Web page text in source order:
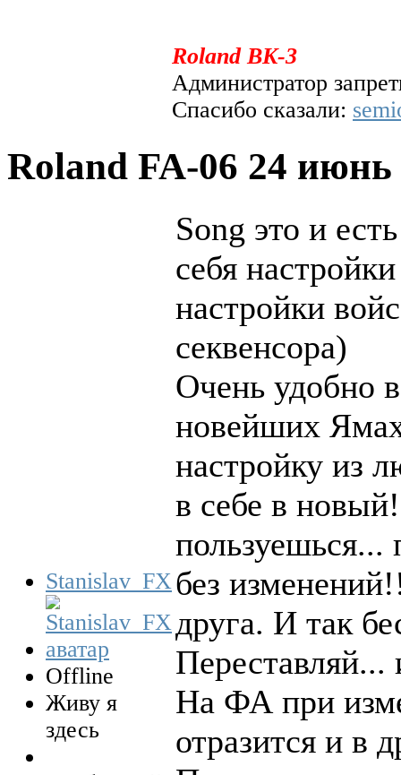
Roland BK-3
Администратор
Спасибо сказали:
Roland FA-06 24 июнь
Stanislav_FX
Offline
Живу я
здесь
Song это и
себя
настройки
секвенсора)
Очень удобно
новейших
настройку из
в себе в
пользуешься...
без
друга. И так
Переставляй...
На ФА при
отразится и в